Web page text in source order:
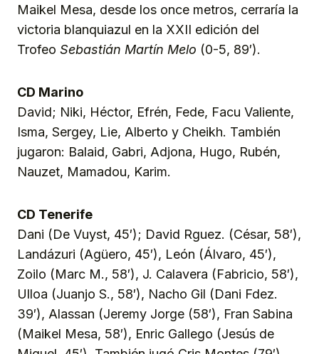
Maikel Mesa, desde los once metros, cerraría la
victoria blanquiazul en la XXII edición del
Trofeo Sebastián Martín Melo (0-5, 89′).
CD Marino
David; Niki, Héctor, Efrén, Fede, Facu Valiente,
Isma, Sergey, Lie, Alberto y Cheikh. También
jugaron: Balaid, Gabri, Adjona, Hugo, Rubén,
Nauzet, Mamadou, Karim.
CD Tenerife
Dani (De Vuyst, 45′); David Rguez. (César, 58′),
Landázuri (Agüero, 45′), León (Álvaro, 45′),
Zoilo (Marc M., 58′), J. Calavera (Fabricio, 58′),
Ulloa (Juanjo S., 58′), Nacho Gil (Dani Fdez.
39′), Alassan (Jeremy Jorge (58′), Fran Sabina
(Maikel Mesa, 58′), Enric Gallego (Jesús de